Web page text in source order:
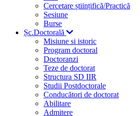
Cercetare științifică/Practică
Sesiune
Burse
Șc.Doctorală
Misiune si istoric
Program doctoral
Doctoranzi
Teze de doctorat
Structura SD IIR
Studii Postdoctorale
Conducători de doctorat
Abilitare
Admitere